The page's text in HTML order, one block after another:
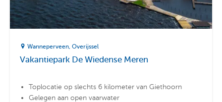
Wanneperveen Overijssel
Vakantiepark De Wiedense Meren
Toplocatie op slechts 6 kilometer van Giethoorn
Gelegen aan open vaarwater